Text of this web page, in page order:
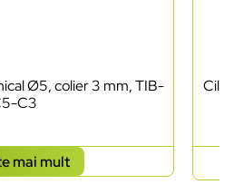
Ø5, colier 3 mm, TIB-
C3
mai mult